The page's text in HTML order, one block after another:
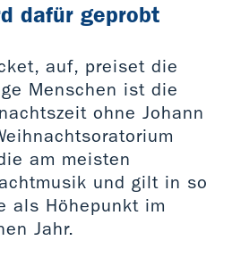
dafür geprobt
auf, preiset die
Menschen ist die
ohne Johann
am meisten
und gilt in so
als Höhepunkt im
Jahr.